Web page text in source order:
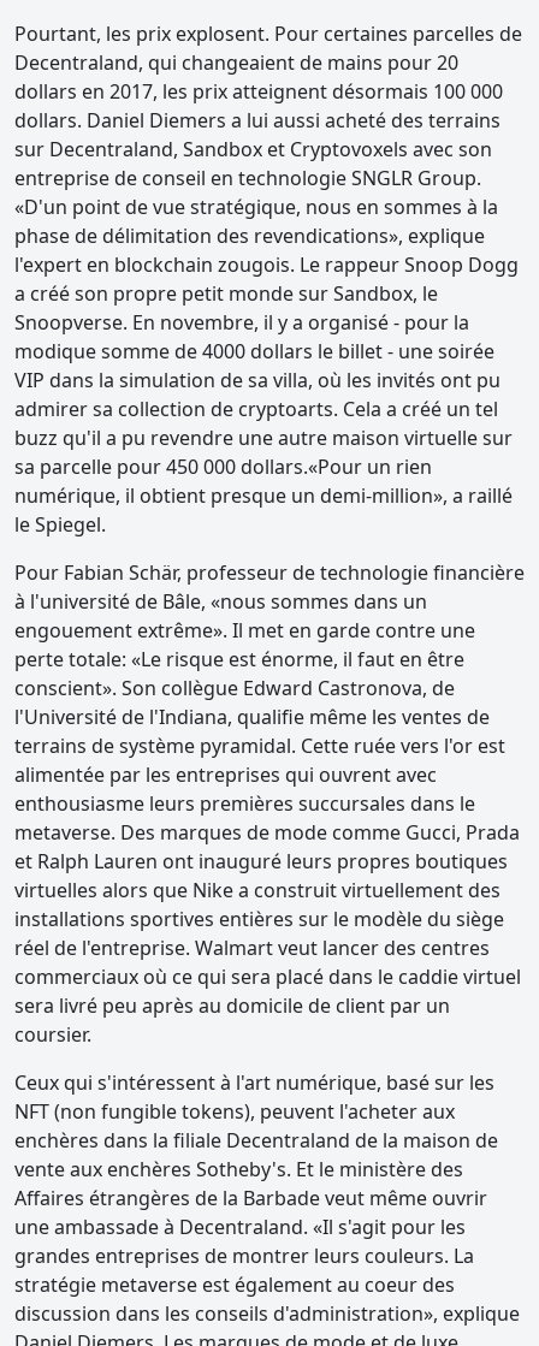
Pourtant, les prix explosent. Pour certaines parcelles de
Decentraland, qui changeaient de mains pour 20
dollars en 2017, les prix atteignent désormais 100 000
dollars. Daniel Diemers a lui aussi acheté des terrains
sur Decentraland, Sandbox et Cryptovoxels avec son
entreprise de conseil en technologie SNGLR Group.
«D'un point de vue stratégique, nous en sommes à la
phase de délimitation des revendications», explique
l'expert en blockchain zougois. Le rappeur Snoop Dogg
a créé son propre petit monde sur Sandbox, le
Snoopverse. En novembre, il y a organisé - pour la
modique somme de 4000 dollars le billet - une soirée
VIP dans la simulation de sa villa, où les invités ont pu
admirer sa collection de cryptoarts. Cela a créé un tel
buzz qu'il a pu revendre une autre maison virtuelle sur
sa parcelle pour 450 000 dollars.«Pour un rien
numérique, il obtient presque un demi-million», a raillé
le Spiegel.
Pour Fabian Schär, professeur de technologie financière
à l'université de Bâle, «nous sommes dans un
engouement extrême». Il met en garde contre une
perte totale: «Le risque est énorme, il faut en être
conscient». Son collègue Edward Castronova, de
l'Université de l'Indiana, qualifie même les ventes de
terrains de système pyramidal. Cette ruée vers l'or est
alimentée par les entreprises qui ouvrent avec
enthousiasme leurs premières succursales dans le
metaverse. Des marques de mode comme Gucci, Prada
et Ralph Lauren ont inauguré leurs propres boutiques
virtuelles alors que Nike a construit virtuellement des
installations sportives entières sur le modèle du siège
réel de l'entreprise. Walmart veut lancer des centres
commerciaux où ce qui sera placé dans le caddie virtuel
sera livré peu après au domicile de client par un
coursier.
Ceux qui s'intéressent à l'art numérique, basé sur les
NFT (non fungible tokens), peuvent l'acheter aux
enchères dans la filiale Decentraland de la maison de
vente aux enchères Sotheby's. Et le ministère des
Affaires étrangères de la Barbade veut même ouvrir
une ambassade à Decentraland. «Il s'agit pour les
grandes entreprises de montrer leurs couleurs. La
stratégie metaverse est également au coeur des
discussion dans les conseils d'administration», explique